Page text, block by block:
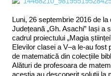
Luni, 26 septembrie 2016 de
Județeană „Gh. Asachi” Iași a
cadrul proiectului „Magia
Elevilor clasei a V–a le-au fost
de matematică din colecțiile
Alături de profesoara de